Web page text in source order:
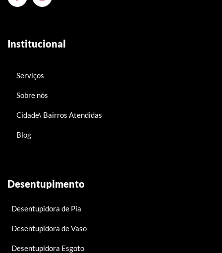
Institucional
Serviços
Sobre nós
Cidade\ Bairros Atendidas
Blog
Desentupimento
Desentupidora de Pia
Desentupidora de Vaso
Desentupidora Esgoto